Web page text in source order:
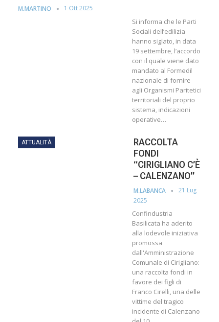
M.MARTINO 1 Ott 2025
Si informa che le Parti
Sociali dell’edilizia
hanno siglato, in data
19 settembre, l’accordo
con il quale viene dato
mandato al Formedil
nazionale di fornire
agli Organismi Paritetici
territoriali del proprio
sistema, indicazioni
operative…
ATTUALITÀ
RACCOLTA
FONDI
“CIRIGLIANO C’È
– CALENZANO”
M.LABANCA
21 Lug
2025
Confindustria
Basilicata ha aderito
alla lodevole iniziativa
promossa
dall'Amministrazione
Comunale di Cirigliano:
una raccolta fondi in
favore dei figli di
Franco Cirelli, una delle
vittime del tragico
incidente di Calenzano